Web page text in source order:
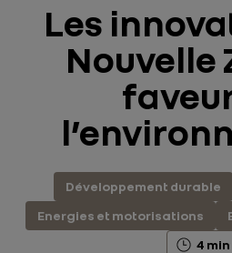
Les
Nouvelle
Développement durable
Energies et motorisations
4 min